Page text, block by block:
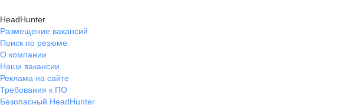
HeadHunter
Размещение вакансий
Поиск по резюме
О компании
Наши вакансии
Реклама на сайте
Требования к ПО
Безопасный HeadHunter